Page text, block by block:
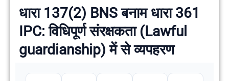
धारा 137(2) BNS बनाम धारा 361
IPC: विधिपूर्ण संरक्षकता (Lawful
guardianship) में से व्यपहरण